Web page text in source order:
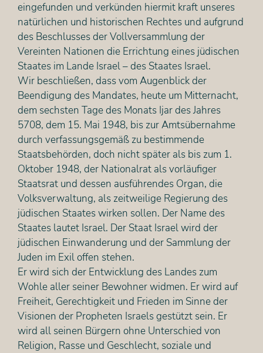
eingefunden und verkünden hiermit kraft unseres
natürlichen und historischen Rechtes und aufgrund
des Beschlusses der Vollversammlung der
Vereinten Nationen die Errichtung eines jüdischen
Staates im Lande Israel – des Staates Israel.
Wir beschließen, dass vom Augenblick der
Beendigung des Mandates, heute um Mitternacht,
dem sechsten Tage des Monats Ijar des Jahres
5708, dem 15. Mai 1948, bis zur Amtsübernahme
durch verfassungsgemäß zu bestimmende
Staatsbehörden, doch nicht später als bis zum 1.
Oktober 1948, der Nationalrat als vorläufiger
Staatsrat und dessen ausführendes Organ, die
Volksverwaltung, als zeitweilige Regierung des
jüdischen Staates wirken sollen. Der Name des
Staates lautet Israel. Der Staat Israel wird der
jüdischen Einwanderung und der Sammlung der
Juden im Exil offen stehen.
Er wird sich der Entwicklung des Landes zum
Wohle aller seiner Bewohner widmen. Er wird auf
Freiheit, Gerechtigkeit und Frieden im Sinne der
Visionen der Propheten Israels gestützt sein. Er
wird all seinen Bürgern ohne Unterschied von
Religion, Rasse und Geschlecht, soziale und